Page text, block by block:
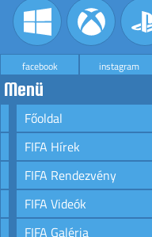
facebook instagram
Menü
Főoldal
FIFA Hírek
FIFA Rendezvény
FIFA Videók
FIFA Galéria